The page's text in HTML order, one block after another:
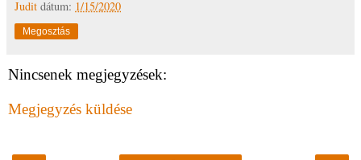
Judit dátum: 1/15/2020
Megosztás
Nincsenek megjegyzések:
Megjegyzés küldése